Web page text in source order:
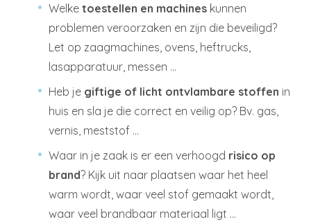
Welke toestellen en machines kunnen
problemen veroorzaken en zijn die beveiligd?
Let op zaagmachines, ovens, heftrucks,
lasapparatuur, messen …
Heb je giftige of licht ontvlambare stoffen in
huis en sla je die correct en veilig op? Bv. gas,
vernis, meststof …
Waar in je zaak is er een verhoogd risico op
brand? Kijk uit naar plaatsen waar het heel
warm wordt, waar veel stof gemaakt wordt,
waar veel brandbaar materiaal ligt …